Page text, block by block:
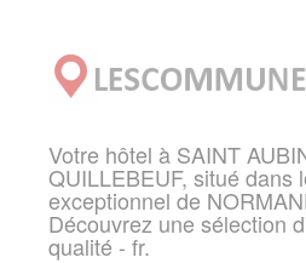
Votre hôtel à SAINT
QUILLEBEUF, situé dans
exceptionnel de
Découvrez une sélection
qualité - fr.